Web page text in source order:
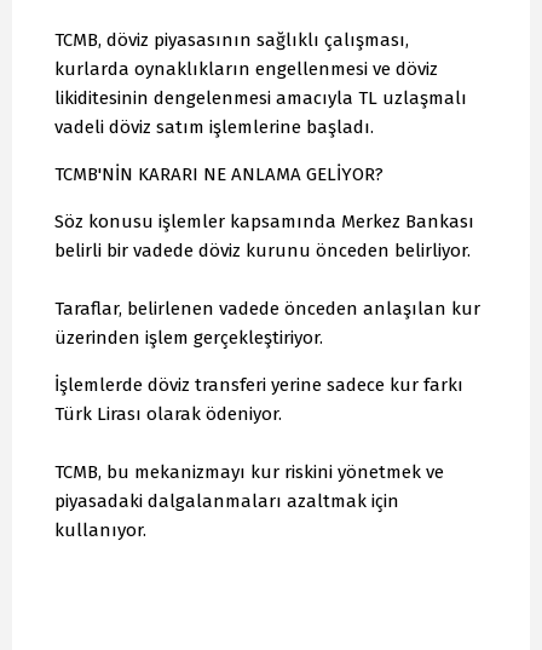
TCMB, döviz piyasasının sağlıklı çalışması,
kurlarda oynaklıkların engellenmesi ve döviz
likiditesinin dengelenmesi amacıyla TL uzlaşmalı
vadeli döviz satım işlemlerine başladı.
TCMB'NİN KARARI NE ANLAMA GELİYOR?
Söz konusu işlemler kapsamında Merkez Bankası
belirli bir vadede döviz kurunu önceden belirliyor.
Taraflar, belirlenen vadede önceden anlaşılan kur
üzerinden işlem gerçekleştiriyor.
İşlemlerde döviz transferi yerine sadece kur farkı
Türk Lirası olarak ödeniyor.
TCMB, bu mekanizmayı kur riskini yönetmek ve
piyasadaki dalgalanmaları azaltmak için
kullanıyor.